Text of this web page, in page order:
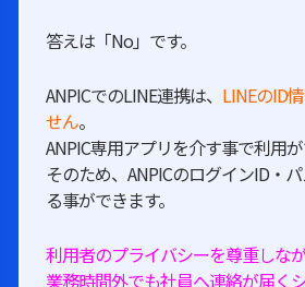
答えは「No」です。
ANPICでのLINE連携は、 LINEのID
せん。
ANPIC専用アプリを介す事で利用が
そのため、ANPICのログインID・
る事ができます。
利用者のプライバシーを尊重しな
業務時間外でも社員へ連絡が届くシ